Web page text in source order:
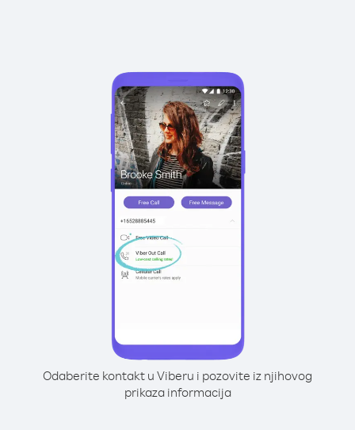
Odaberite kontakt u Viberu i pozovite iz njihovog
prikaza informacija